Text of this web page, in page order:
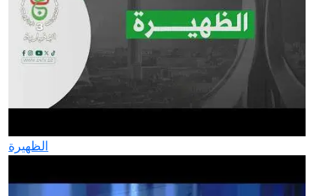
الظهيرة